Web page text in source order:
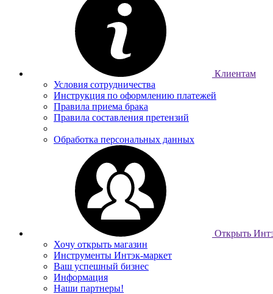
Клиентам
Условия сотрудничества
Инструкция по оформлению платежей
Правила приема брака
Правила составления претензий
Обработка персональных данных
Открыть
Хочу открыть магазин
Инструменты Интэк-маркет
Ваш успешный бизнес
Информация
Наши партнеры!